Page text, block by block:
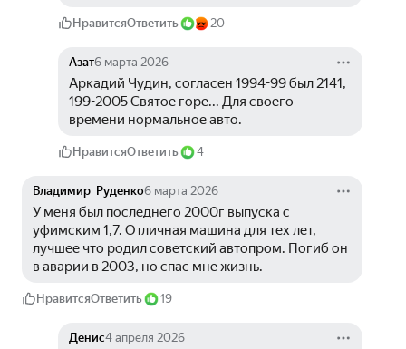
НравитсяОтветить 20
Азат6 марта 2026
Аркадий Чудин, согласен 1994-99 был 2141,
199-2005 Святое горе... Для своего
времени нормальное авто.
НравитсяОтветить 4
Владимир Руденко6 марта 2026
У меня был последнего 2000г выпуска с
уфимским 1,7. Отличная машина для тех лет,
лучшее что родил советский автопром. Погиб он
в аварии в 2003, но спас мне жизнь.
НравитсяОтветить 19
Денис4 апреля 2026